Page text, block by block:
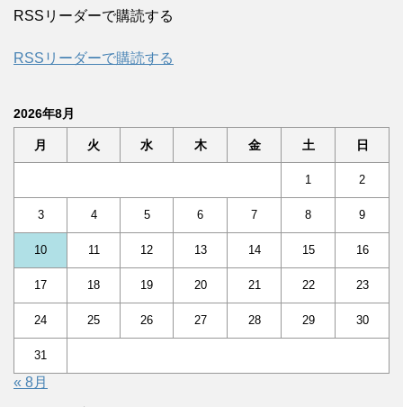
RSSリーダーで購読する
RSSリーダーで購読する
2026年8月
月 火 水 木 金 土 日
1 2
3 4 5 6 7 8 9
10 11 12 13 14 15 16
17 18 19 20 21 22 23
24 25 26 27 28 29 30
31
« 8月